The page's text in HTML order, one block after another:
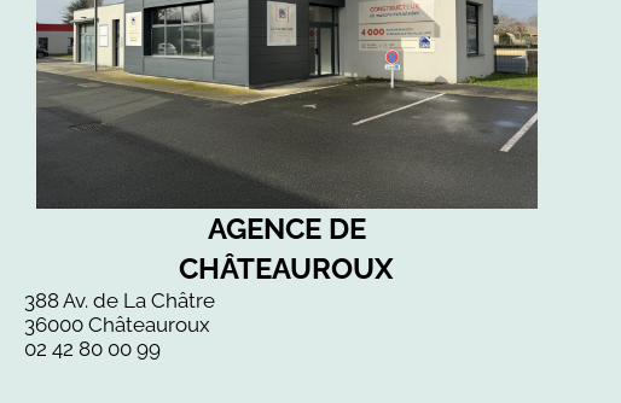
AGENCE DE
CHÂTEAUROUX
388 Av. de La Châtre
36000 Châteauroux
02 42 80 00 99